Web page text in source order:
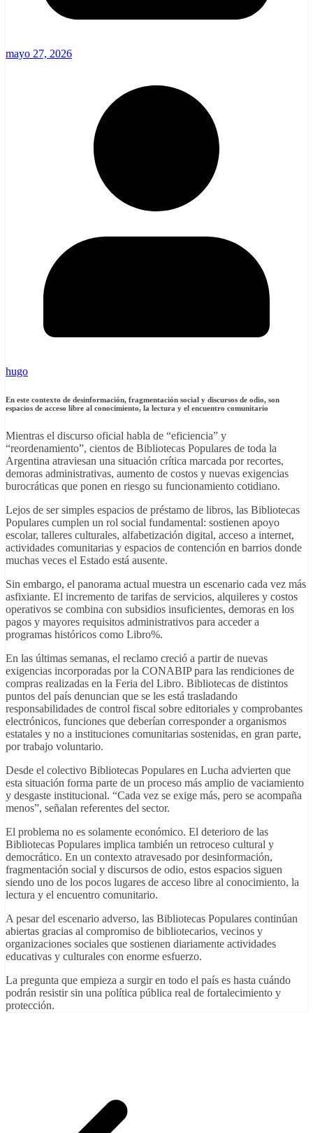
mayo 27, 2026
hugo
En este contexto de desinformación, fragmentación social y discursos de odio, son
espacios de acceso libre al conocimiento, la lectura y el encuentro comunitario
Mientras el discurso oficial habla de “eficiencia” y
“reordenamiento”, cientos de Bibliotecas Populares de toda la
Argentina atraviesan una situación crítica marcada por recortes,
demoras administrativas, aumento de costos y nuevas exigencias
burocráticas que ponen en riesgo su funcionamiento cotidiano.
Lejos de ser simples espacios de préstamo de libros, las Bibliotecas
Populares cumplen un rol social fundamental: sostienen apoyo
escolar, talleres culturales, alfabetización digital, acceso a internet,
actividades comunitarias y espacios de contención en barrios donde
muchas veces el Estado está ausente.
Sin embargo, el panorama actual muestra un escenario cada vez más
asfixiante. El incremento de tarifas de servicios, alquileres y costos
operativos se combina con subsidios insuficientes, demoras en los
pagos y mayores requisitos administrativos para acceder a
programas históricos como Libro%.
En las últimas semanas, el reclamo creció a partir de nuevas
exigencias incorporadas por la CONABIP para las rendiciones de
compras realizadas en la Feria del Libro. Bibliotecas de distintos
puntos del país denuncian que se les está trasladando
responsabilidades de control fiscal sobre editoriales y comprobantes
electrónicos, funciones que deberían corresponder a organismos
estatales y no a instituciones comunitarias sostenidas, en gran parte,
por trabajo voluntario.
Desde el colectivo Bibliotecas Populares en Lucha advierten que
esta situación forma parte de un proceso más amplio de vaciamiento
y desgaste institucional. “Cada vez se exige más, pero se acompaña
menos”, señalan referentes del sector.
El problema no es solamente económico. El deterioro de las
Bibliotecas Populares implica también un retroceso cultural y
democrático. En un contexto atravesado por desinformación,
fragmentación social y discursos de odio, estos espacios siguen
siendo uno de los pocos lugares de acceso libre al conocimiento, la
lectura y el encuentro comunitario.
A pesar del escenario adverso, las Bibliotecas Populares continúan
abiertas gracias al compromiso de bibliotecarios, vecinos y
organizaciones sociales que sostienen diariamente actividades
educativas y culturales con enorme esfuerzo.
La pregunta que empieza a surgir en todo el país es hasta cuándo
podrán resistir sin una política pública real de fortalecimiento y
protección.